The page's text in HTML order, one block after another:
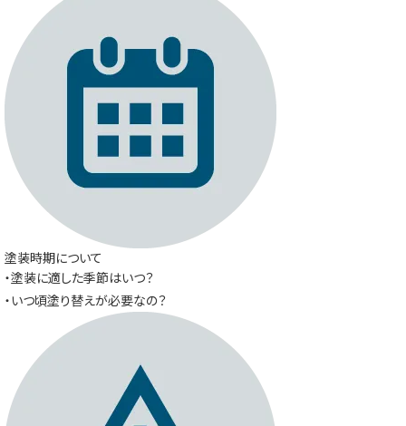
塗装時期について
・塗装に適した季節はいつ？
・いつ頃塗り替えが必要なの？